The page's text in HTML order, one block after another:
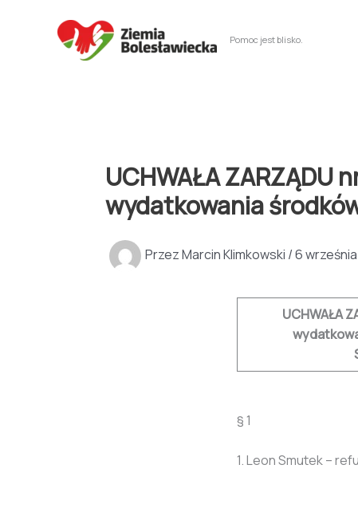
Pomoc jest blisko.
UCHWAŁA ZARZĄDU
wydatkowania
PrzezMarcin Klimkowski /6
UCHWAŁA
§ 1
1. Leon Smutek –